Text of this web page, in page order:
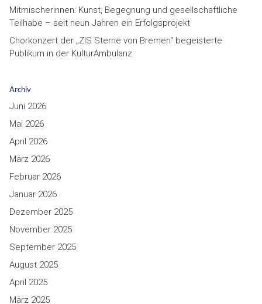
Mitmischerinnen: Kunst, Begegnung und gesellschaftliche
Teilhabe – seit neun Jahren ein Erfolgsprojekt
Chorkonzert der „ZIS Sterne von Bremen“ begeisterte
Publikum in der KulturAmbulanz
Archiv
Juni 2026
Mai 2026
April 2026
März 2026
Februar 2026
Januar 2026
Dezember 2025
November 2025
September 2025
August 2025
April 2025
März 2025